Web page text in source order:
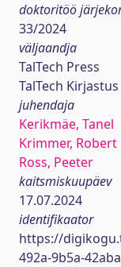
doktoritöö
33/2024
väljaandja
TalTech Press
TalTech Kirjastus
juhendaja
Kerikmäe, Tanel
Krimmer, Robert
Ross, Peeter
kaitsmiskuupäev
17.07.2024
identifikaator
https://
492a-9b5a-